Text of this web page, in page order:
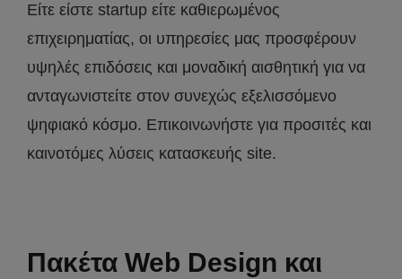
Είτε είστε startup είτε καθιερωμένος
επιχειρηματίας, οι υπηρεσίες μας προσφέρουν
υψηλές επιδόσεις και μοναδική αισθητική για να
ανταγωνιστείτε στον συνεχώς εξελισσόμενο
ψηφιακό κόσμο. Επικοινωνήστε για προσιτές και
καινοτόμες λύσεις κατασκευής site.
Πακέτα Web Design και